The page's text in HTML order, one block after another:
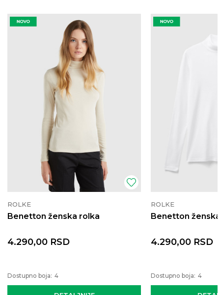
ROLKE
Benetton ženska rolka
4.290,00 RSD
Dostupno boja: 4
ROLKE
Benetton
4.290,00 RSD
Dostupno boja: 4